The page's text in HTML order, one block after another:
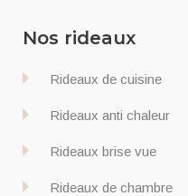
Nos rideaux
Rideaux de cuisine
Rideaux anti chaleur
Rideaux brise vue
Rideaux de chambre